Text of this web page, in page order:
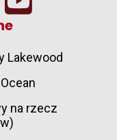
Lakewood
na rzecz